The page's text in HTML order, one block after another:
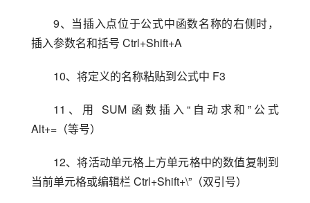
9、当插入点位于公式中函数名称的右侧时，
插入参数名和括号 Ctrl+Shift+A
10、将定义的名称粘贴到公式中 F3
11、用 SUM 函数插入“自动求和”公式
Alt+=（等号）
12、将活动单元格上方单元格中的数值复制到
当前单元格或编辑栏 Ctrl+Shift+\”（双引号）